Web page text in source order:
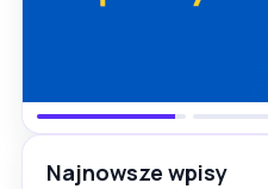
Najnowsze wpisy